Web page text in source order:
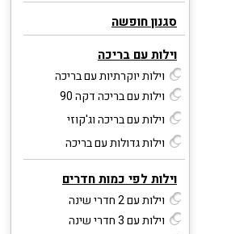
סגנון חופשה
וילות עם בריכה
וילות יוקרתיות עם בריכה
וילות עם בריכה דקה 90
וילות עם בריכה וג'קוזי
וילות גדולות עם בריכה
וילות לפי כמות חדרים
וילות עם 2 חדרי שינה
וילות עם 3 חדרי שינה